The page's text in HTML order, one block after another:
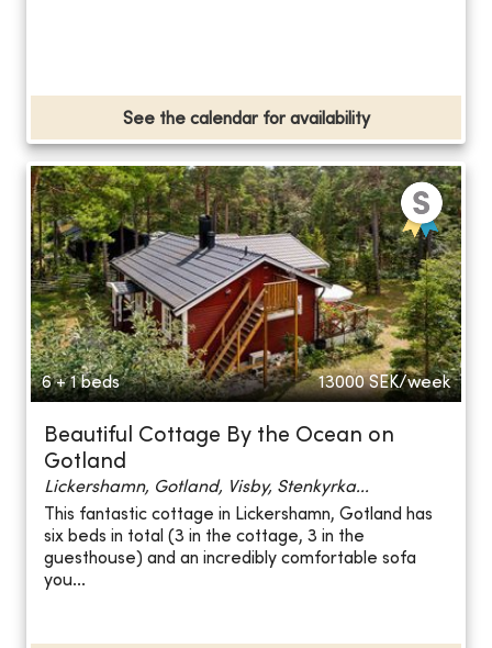
See the calendar for availability
6 + 1 beds 13000 SEK/week
Beautiful Cottage By the Ocean on
Gotland
Lickershamn, Gotland, Visby, Stenkyrka...
This fantastic cottage in Lickershamn, Gotland has
six beds in total (3 in the cottage, 3 in the
guesthouse) and an incredibly comfortable sofa
you...